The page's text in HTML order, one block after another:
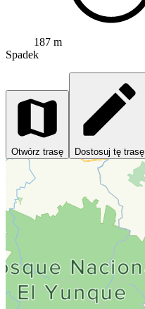
187 m
Spadek
Otwórz trasę Dostosuj tę trasę